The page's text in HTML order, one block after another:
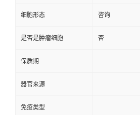
细胞形态 咨询
是否是肿瘤细胞 否
保质期
器官来源
免疫类型